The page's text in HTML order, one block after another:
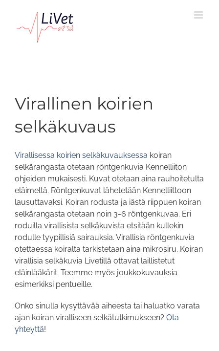
content
Virallinen koirien
selkäkuvaus
Virallisessa koirien selkäkuvauksessa koiran
selkärangasta otetaan röntgenkuvia Kennelliiton
ohjeiden mukaisesti. Kuvat otetaan aina rauhoitetulta
eläimeltä. Röntgenkuvat lähetetään Kennelliittoon
lausuttavaksi. Koiran rodusta ja iästä riippuen koiran
selkärangasta otetaan noin 3-6 röntgenkuvaa. Eri
roduilla virallisista selkäkuvista etsitään kullekin
rodulle tyypillisiä sairauksia. Virallisia röntgenkuvia
otettaessa koiralta tarkistetaan aina mikrosiru. Koiran
virallisia selkäkuvia Livetillä ottavat laillistetut
eläinlääkärit. Teemme myös joukkokuvauksia
esimerkiksi pentueille.
Onko sinulla kysyttävää aiheesta tai haluatko varata
ajan koiran viralliseen selkätutkimukseen? Ota
yhteyttä!